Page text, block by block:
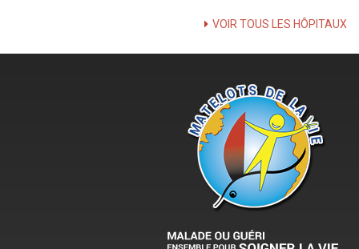
VOIR TOUS LES HÔPITAUX